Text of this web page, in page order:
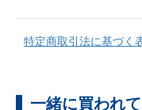
特定商取引法に基づく
一緒に買われ